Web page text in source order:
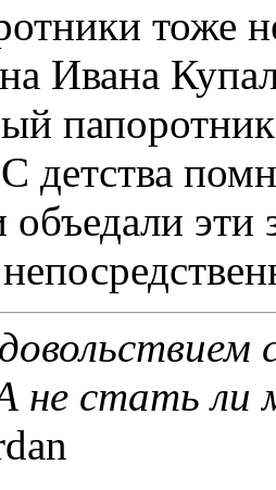
тоже
Ивана
детства
объедали
не стать ли